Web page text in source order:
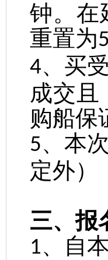
钟。在
重置为5
4、买
成交且
购船保
5、本
定外）
三、报
1、自